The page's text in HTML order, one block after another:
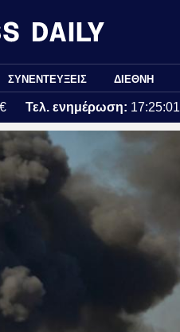
ΣΥΝΕΝΤΕΥΞΕΙΣ ΔΙΕΘΝΗ
Τελ. ενημέρωση: 17:25:01